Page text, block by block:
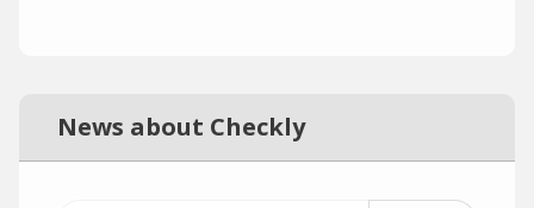
News about Checkly